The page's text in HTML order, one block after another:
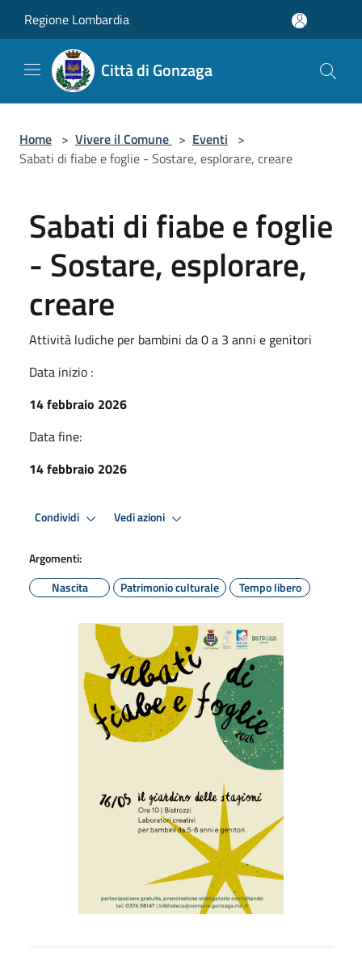
Regione Lombardia
Città di Gonzaga
Home > Vivere il Comune > Eventi >
Sabati di fiabe e foglie - Sostare, esplorare, creare
Sabati di fiabe e foglie
- Sostare, esplorare,
creare
Attività ludiche per bambini da 0 a 3 anni e genitori
Data inizio :
14 febbraio 2026
Data fine:
14 febbraio 2026
Condividi Vedi azioni
Argomenti:
Nascita
Patrimonio culturale Tempo libero